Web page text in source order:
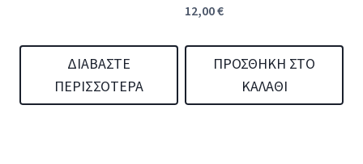
ΔΙΑΒΆΣΤΕ
ΠΕΡΙΣΣΌΤΕΡΑ
12,00€
ΠΡΟΣΘΉΚΗ ΣΤΟ
ΚΑΛΆΘΙ